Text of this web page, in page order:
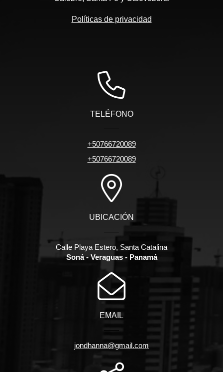
Políticas de privacidad
TELÉFONO
+50766720089
+50766720089
UBICACIÓN
Calle Playa Estero, Santa Catalina
Soná - Veraguas - Panamá
EMAIL
jondhanna@gmail.com